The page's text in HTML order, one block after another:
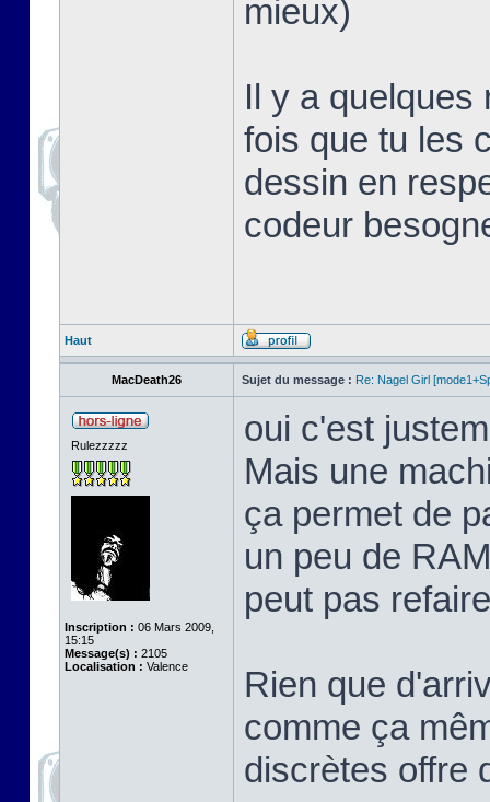
mieux)
Il y a quelques
fois que tu les
dessin en
codeur
Haut
MacDeath26 Sujet du message : Re: Nagel Girl
Rulezzzzz
Inscription : 06 Mars 2009,
15:15
Message(s) : 2105
Localisation : Valence
oui c'est
Mais une
ça permet de
un peu de
peut pas
Rien que
comme ça
discrètes offre